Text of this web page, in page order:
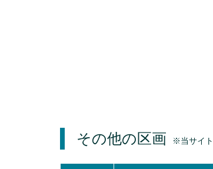
その他の区画 ※当サイ